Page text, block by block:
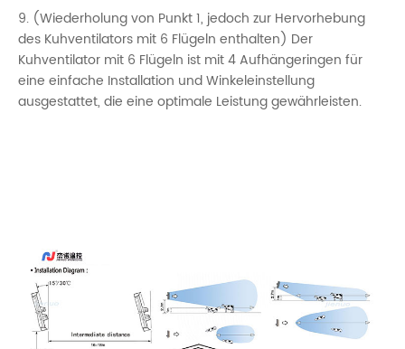
9. (Wiederholung von Punkt 1, jedoch zur Hervorhebung
des Kuhventilators mit 6 Flügeln enthalten) Der
Kuhventilator mit 6 Flügeln ist mit 4 Aufhängeringen für
eine einfache Installation und Winkeleinstellung
ausgestattet, die eine optimale Leistung gewährleisten.